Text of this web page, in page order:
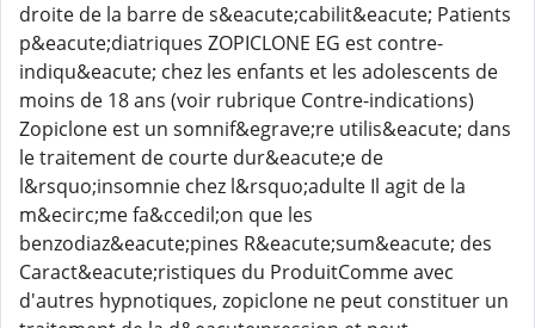
droite de la barre de s&eacute;cabilit&eacute; Patients
p&eacute;diatriques ZOPICLONE EG est contre-
indiqu&eacute; chez les enfants et les adolescents de
moins de 18 ans (voir rubrique Contre-indications)
Zopiclone est un somnif&egrave;re utilis&eacute; dans
le traitement de courte dur&eacute;e de
l&rsquo;insomnie chez l&rsquo;adulte Il agit de la
m&ecirc;me fa&ccedil;on que les
benzodiaz&eacute;pines R&eacute;sum&eacute; des
Caract&eacute;ristiques du ProduitComme avec
d'autres hypnotiques, zopiclone ne peut constituer un